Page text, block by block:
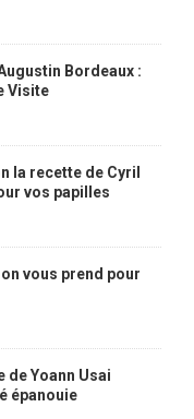
Bordeaux :
Visite
la recette de Cyril
vos papilles
vous prend pour
de Yoann Usai
épanouie